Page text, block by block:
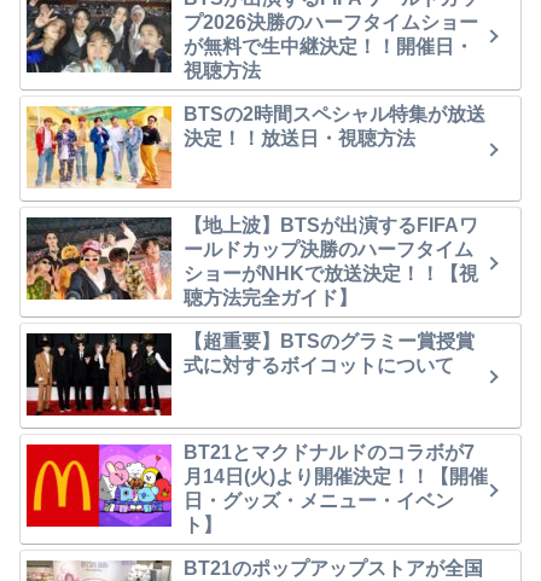
プ2026決勝のハーフタイムショー
が無料で生中継決定！！開催日・
視聴方法
BTSの2時間スペシャル特集が放送
決定！！放送日・視聴方法
【地上波】BTSが出演するFIFAワ
ールドカップ決勝のハーフタイム
ショーがNHKで放送決定！！【視
聴方法完全ガイド】
【超重要】BTSのグラミー賞授賞
式に対するボイコットについて
BT21とマクドナルドのコラボが7
月14日(火)より開催決定！！【開催
日・グッズ・メニュー・イベン
ト】
BT21のポップアップストアが全国